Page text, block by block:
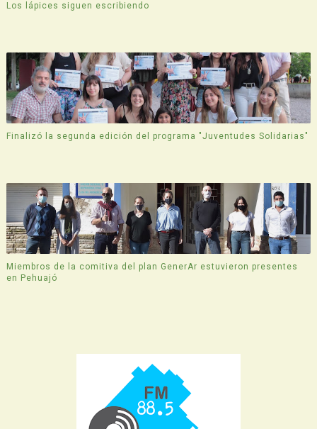
Los lápices siguen escribiendo
Finalizó la segunda edición del programa "Juventudes Solidarias"
Miembros de la comitiva del plan GenerAr estuvieron presentes
en Pehuajó